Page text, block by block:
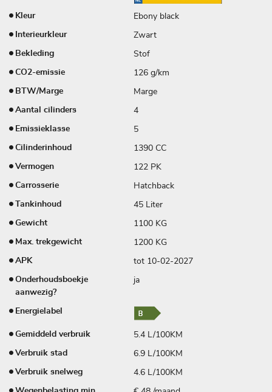
Kleur Ebony black
Interieurkleur Zwart
Bekleding Stof
CO2-emissie 126 g/km
BTW/Marge Marge
Aantal cilinders 4
Emissieklasse 5
Cilinderinhoud 1390 CC
Vermogen 122 PK
Carrosserie Hatchback
Tankinhoud 45 Liter
Gewicht 1100 KG
Max. trekgewicht 1200 KG
APK tot 10-02-2027
Onderhoudsboekje
aanwezig?
ja
Energielabel
Gemiddeld verbruik 5.4 L/100KM
Verbruik stad 6.9 L/100KM
Verbruik snelweg 4.6 L/100KM